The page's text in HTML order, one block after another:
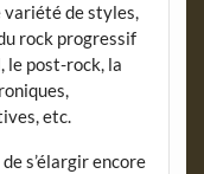
variété de styles,
rock progressif
le post-rock, la
etc.
s’élargir encore